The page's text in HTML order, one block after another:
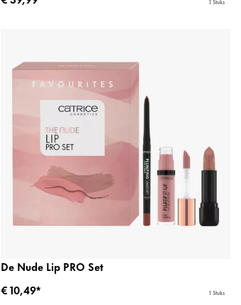
1 Stuks
De Nude Lip PRO Set
€ 10,49*
1 Stuks